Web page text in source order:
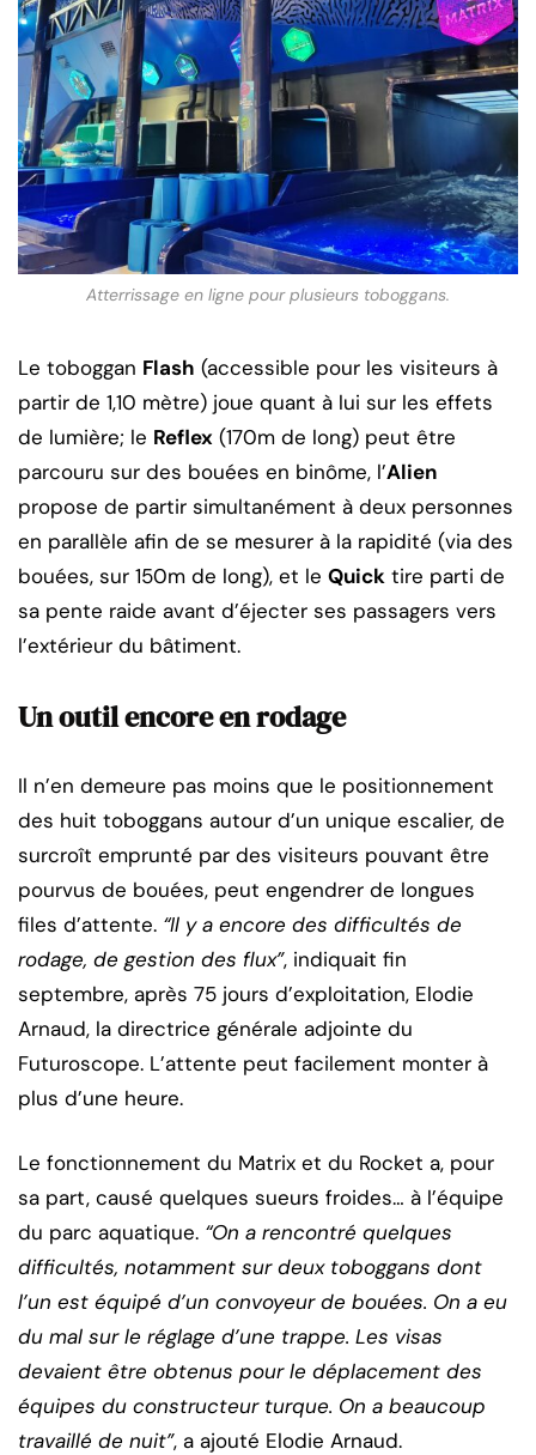
Atterrissage en ligne pour plusieurs toboggans.
Le toboggan Flash (accessible pour les visiteurs à
partir de 1,10 mètre) joue quant à lui sur les effets
de lumière; le Reflex (170m de long) peut être
parcouru sur des bouées en binôme, l’Alien
propose de partir simultanément à deux personnes
en parallèle afin de se mesurer à la rapidité (via des
bouées, sur 150m de long), et le Quick tire parti de
sa pente raide avant d’éjecter ses passagers vers
l’extérieur du bâtiment.
Un outil encore en rodage
Il n’en demeure pas moins que le positionnement
des huit toboggans autour d’un unique escalier, de
surcroît emprunté par des visiteurs pouvant être
pourvus de bouées, peut engendrer de longues
files d’attente. “Il y a encore des difficultés de
rodage, de gestion des flux”, indiquait fin
septembre, après 75 jours d’exploitation, Elodie
Arnaud, la directrice générale adjointe du
Futuroscope. L’attente peut facilement monter à
plus d’une heure.
Le fonctionnement du Matrix et du Rocket a, pour
sa part, causé quelques sueurs froides… à l’équipe
du parc aquatique. “On a rencontré quelques
difficultés, notamment sur deux toboggans dont
l’un est équipé d’un convoyeur de bouées. On a eu
du mal sur le réglage d’une trappe. Les visas
devaient être obtenus pour le déplacement des
équipes du constructeur turque. On a beaucoup
travaillé de nuit”, a ajouté Elodie Arnaud.